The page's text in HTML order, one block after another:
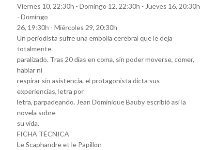
Viernes 10, 22:30h - Domingo 12, 22:30h - Jueves 16, 20:30h
- Domingo
26, 19:30h - Miércoles 29, 20:30h
Un periodista sufre una embolia cerebral que le deja
totalmente
paralizado. Tras 20 días en coma, sin poder moverse, comer,
hablar ni
respirar sin asistencia, el protagonista dicta sus
experiencias, letra por
letra, parpadeando. Jean Dominique Bauby escribió así la
novela sobre
su vida.
FICHA TÉCNICA
Le Scaphandre et le Papillon